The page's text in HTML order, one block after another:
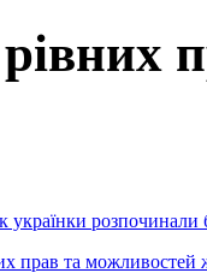
розпочинали
прав та можливостей